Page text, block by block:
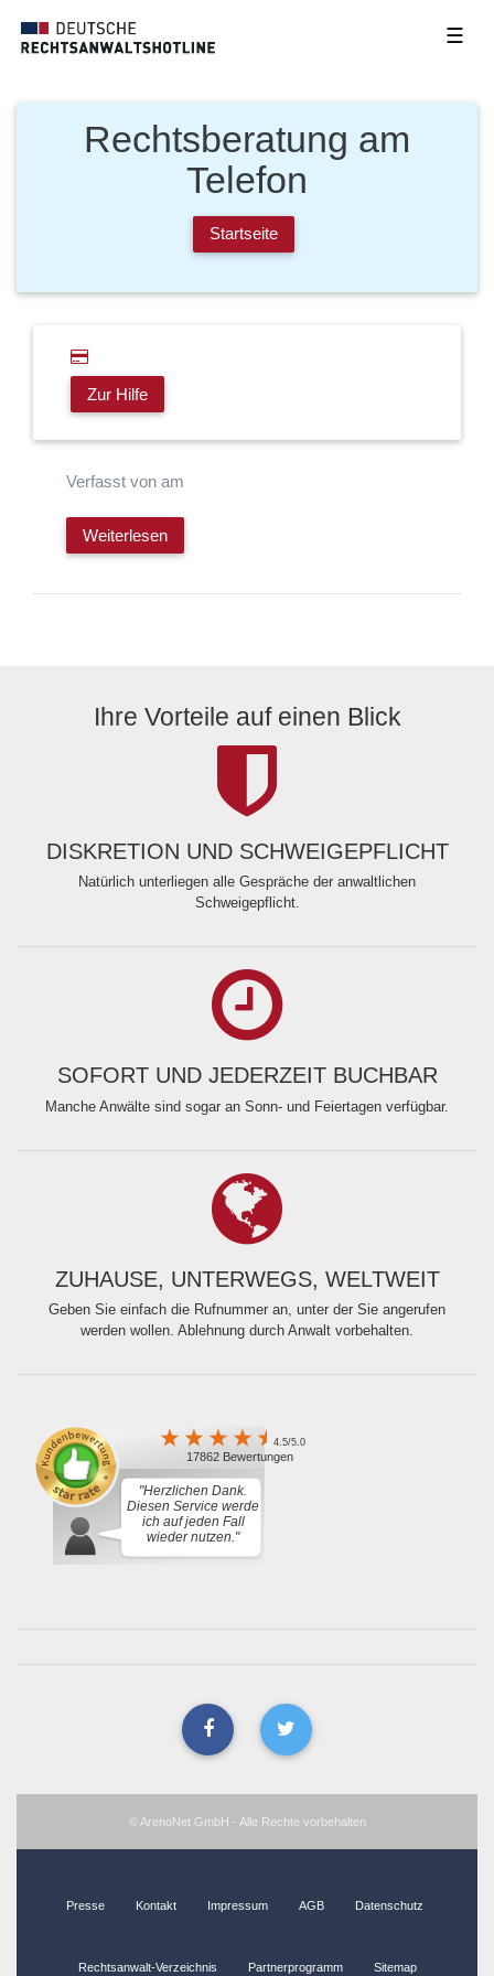
☰
Rechtsberatung am
Telefon
Startseite
Zur Hilfe
Verfasst von am
Weiterlesen
Ihre Vorteile auf einen Blick
DISKRETION UND SCHWEIGEPFLICHT
Natürlich unterliegen alle Gespräche der anwaltlichen
Schweigepflicht.
SOFORT UND JEDERZEIT BUCHBAR
Manche Anwälte sind sogar an Sonn- und Feiertagen verfügbar.
ZUHAUSE, UNTERWEGS, WELTWEIT
Geben Sie einfach die Rufnummer an, unter der Sie angerufen
werden wollen. Ablehnung durch Anwalt vorbehalten.
4.5/5.0
17862 Bewertungen
"Herzlichen Dank.
Diesen Service werde
ich auf jeden Fall
wieder nutzen."
© ArenoNet GmbH - Alle Rechte vorbehalten
Presse Kontakt Impressum AGB Datenschutz
Rechtsanwalt-Verzeichnis Partnerprogramm Sitemap